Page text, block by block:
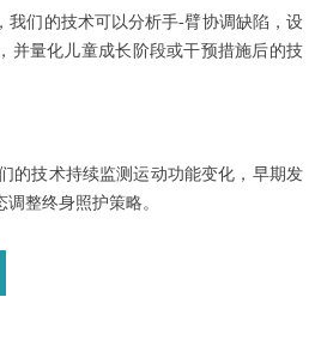
我们的技术可以分析手-臂协调缺陷，设
并量化儿童成长阶段或干预措施后的技
的技术持续监测运动功能变化，早期发
整终身照护策略。